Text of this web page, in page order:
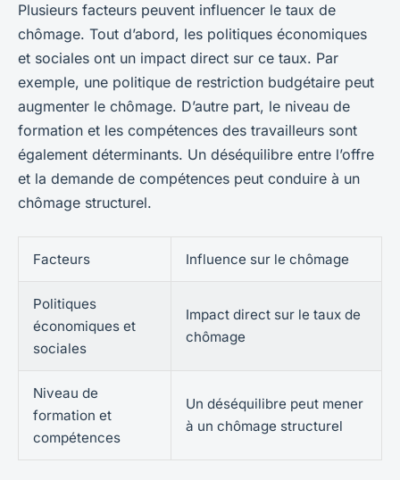
Plusieurs facteurs peuvent influencer le taux de
chômage. Tout d’abord, les politiques économiques
et sociales ont un impact direct sur ce taux. Par
exemple, une politique de restriction budgétaire peut
augmenter le chômage. D’autre part, le niveau de
formation et les compétences des travailleurs sont
également déterminants. Un déséquilibre entre l’offre
et la demande de compétences peut conduire à un
chômage structurel.
Facteurs Influence sur le chômage
Politiques
économiques et
sociales
Impact direct sur le taux de
chômage
Niveau de
formation et
compétences
Un déséquilibre peut mener
à un chômage structurel